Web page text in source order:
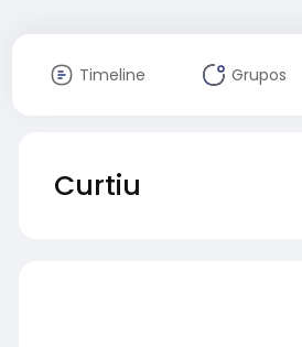
Timeline Grupos
Curtiu